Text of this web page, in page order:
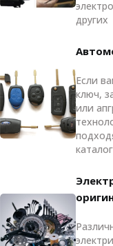
других
Если
ключ,
или